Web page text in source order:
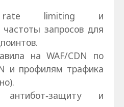
rate limiting и
частоты запросов для
на WAF/CDN по
и профилям трафика
антибот‑защиту и